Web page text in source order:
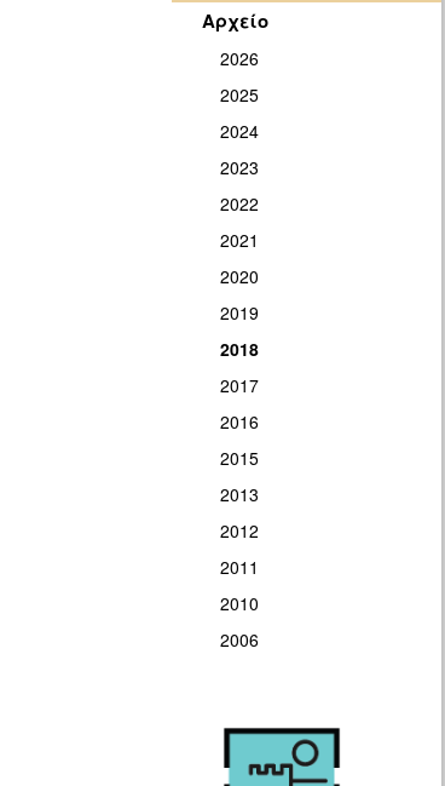
Αρχείο
2026
2025
2024
2023
2022
2021
2020
2019
2018
2017
2016
2015
2013
2012
2011
2010
2006